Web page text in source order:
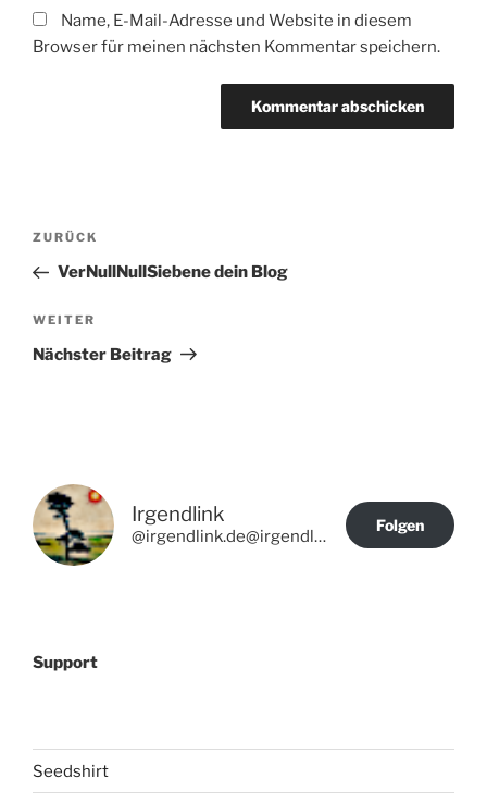
Name, E-Mail-Adresse und Website in diesem
Browser für meinen nächsten Kommentar speichern.
Beitragsnavigation
Vorheriger
Beitrag
ZURÜCK
VerNullNullSiebene dein Blog
Nächster
Beitrag
WEITER
Nächster Beitrag
Irgendlink
@irgendlink.de@irgendlink.de
Folgen
Support
Seedshirt